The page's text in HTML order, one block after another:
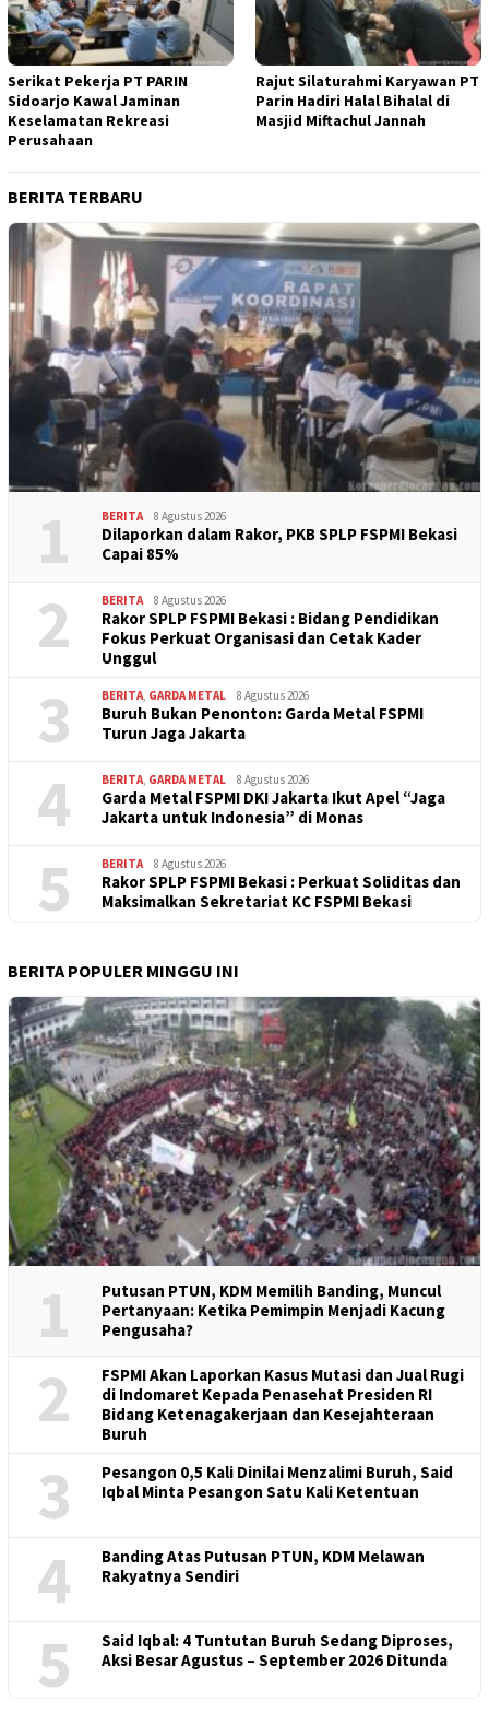
Serikat Pekerja PT PARIN
Sidoarjo Kawal Jaminan
Keselamatan Rekreasi
Perusahaan
Rajut Silaturahmi Karyawan PT
Parin Hadiri Halal Bihalal di
Masjid Miftachul Jannah
BERITA TERBARU
1 BERITA 8 Agustus 2026
Dilaporkan dalam Rakor, PKB SPLP FSPMI Bekasi
Capai 85%
2 BERITA 8 Agustus 2026
Rakor SPLP FSPMI Bekasi : Bidang Pendidikan
Fokus Perkuat Organisasi dan Cetak Kader
Unggul
3 BERITA, GARDA METAL 8 Agustus 2026
Buruh Bukan Penonton: Garda Metal FSPMI
Turun Jaga Jakarta
4 BERITA, GARDA METAL 8 Agustus 2026
Garda Metal FSPMI DKI Jakarta Ikut Apel “Jaga
Jakarta untuk Indonesia” di Monas
5 BERITA 8 Agustus 2026
Rakor SPLP FSPMI Bekasi : Perkuat Soliditas dan
Maksimalkan Sekretariat KC FSPMI Bekasi
BERITA POPULER MINGGU INI
1
Putusan PTUN, KDM Memilih Banding, Muncul
Pertanyaan: Ketika Pemimpin Menjadi Kacung
Pengusaha?
2
FSPMI Akan Laporkan Kasus Mutasi dan Jual Rugi
di Indomaret Kepada Penasehat Presiden RI
Bidang Ketenagakerjaan dan Kesejahteraan
Buruh
3
Pesangon 0,5 Kali Dinilai Menzalimi Buruh, Said
Iqbal Minta Pesangon Satu Kali Ketentuan
4
Banding Atas Putusan PTUN, KDM Melawan
Rakyatnya Sendiri
5
Said Iqbal: 4 Tuntutan Buruh Sedang Diproses,
Aksi Besar Agustus – September 2026 Ditunda